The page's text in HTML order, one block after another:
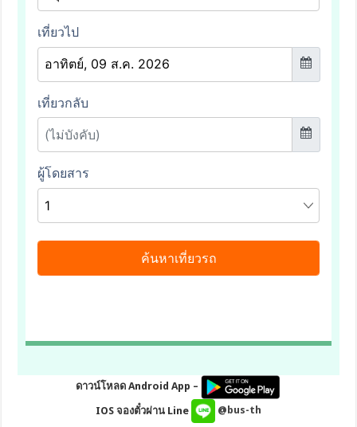
ดาวน์โหลด Android App –
IOS จองตั๋วผ่าน Line
@bus-th